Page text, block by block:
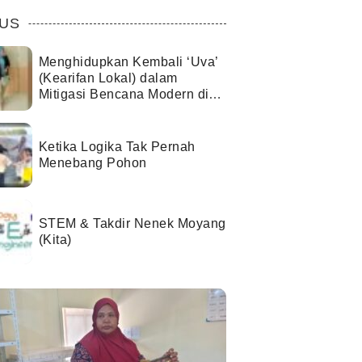
Menghidupkan Kembali ‘Uva’
(Kearifan Lokal) dalam
Mitigasi Bencana Modern di
Ketika Logika Tak Pernah
Menebang Pohon
STEM & Takdir Nenek Moyang
(Kita)